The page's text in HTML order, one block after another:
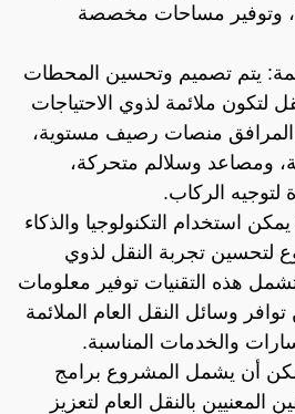
وتوفير مساحات مخصصة
يتم تصميم وتحسين المحطات
لتكون ملائمة لذوي الاحتياجات
منصات رصيف مستوية،
ومصاعد وسلالم متحركة،
لتوجيه الركاب.
استخدام التكنولوجيا والذكاء
لتحسين تجربة النقل لذوي
هذه التقنيات توفير معلومات
وسائل النقل العام الملائمة
والخدمات المناسبة.
أن يشمل المشروع برامج
المعنيين بالنقل العام لتعزيز